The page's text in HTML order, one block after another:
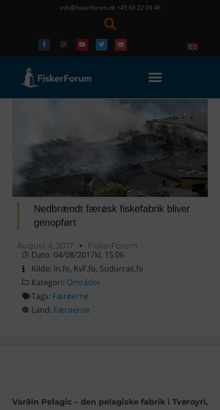
info@fiskerforum.dk +45 60 22 09 46
Nedbrændt færøsk fiskefabrik bliver
genopført
August 4, 2017 FiskerForum
Dato: 04/08/2017kl. 15:06
Kilde: In.fo, KvF.fo, Sudurras.fo
Kategori: Områder
Tags: Færøerne
Land: Færøerne
Varðin Pelagic – den pelagiske fabrik i Tvøroyri,